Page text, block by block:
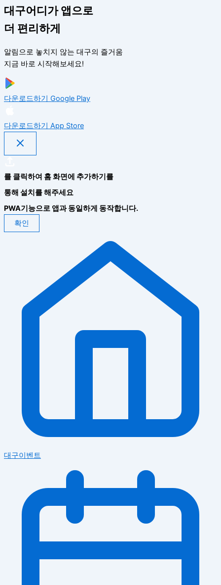
대구어디가 앱으로
더 편리하게
알림으로 놓치지 않는 대구의 즐거움
지금 바로 시작해보세요!
다운로드하기 Google Play
다운로드하기 App Store
를 클릭하여 홈 화면에 추가하기를
통해 설치를 해주세요
PWA기능으로 앱과 동일하게 동작합니다.
확인
대구이벤트